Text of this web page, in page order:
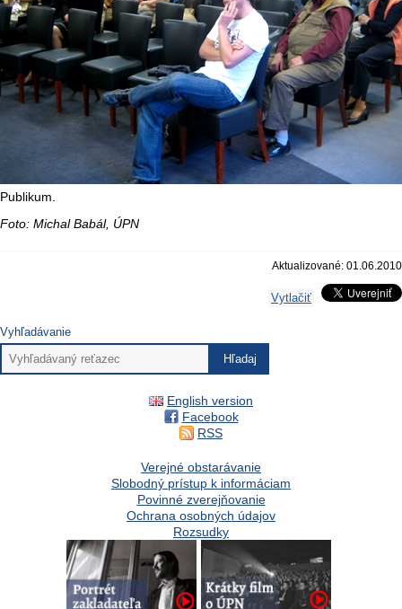
Publikum.
Foto: Michal Babál, ÚPN
Aktualizované: 01.06.2010
Vytlačiť
Vyhľadávanie
English version
Facebook
RSS
Verejné obstarávanie
Slobodný prístup k informáciam
Povinné zverejňovanie
Ochrana osobných údajov
Rozsudky